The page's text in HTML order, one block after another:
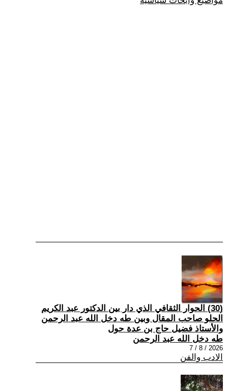
(30) الحوار الثقافي الذي دار بين الدكتور عبد الكريم
الحلو صاحب المقال وبين طه دخل الله عبد الرحمن
والأستاذ فضيل حاج بن عدة حول
طه دخل الله عبد الرحمن
2026 / 8 / 7
الادب والفن